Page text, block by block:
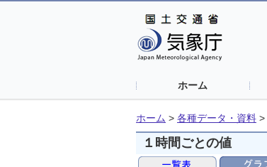
ホーム
ホーム > 各種データ・資料 >
１時間ごとの値